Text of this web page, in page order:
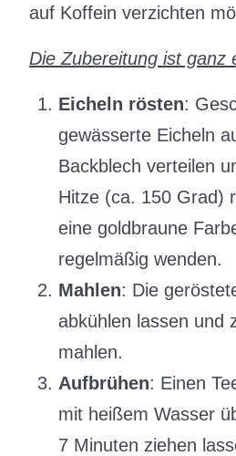
auf Koffein verzichten
Die Zubereitung ist ganz
Eicheln rösten:
gewässerte Eicheln
Backblech verteilen
Hitze (ca. 150 Grad)
eine goldbraune
regelmäßig wenden.
Mahlen: Die
abkühlen lassen und
mahlen.
Aufbrühen: Einen
mit heißem Wasser
7 Minuten ziehen